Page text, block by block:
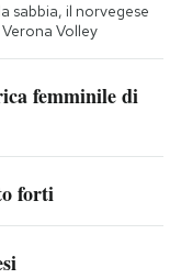
sabbia, il norvegese
Volley
femminile di
forti